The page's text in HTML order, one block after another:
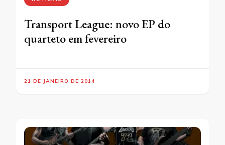
Transport League: novo EP do
quarteto em fevereiro
21 DE JANEIRO DE 2014